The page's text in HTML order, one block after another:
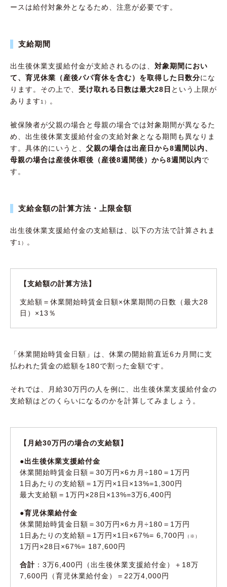
ースは給付対象外となるため、注意が必要です。
支給期間
出生後休業支援給付金が支給されるのは、 対象期間におい
て、育児休業（産後パパ育休を含む）を取得した日数分にな
ります。その上で、 受け取れる日数は最大28日 という上限が
あります1） 。
被保険者が父親の場合と母親の場合では対象期間が異なるた
め、出生後休業支援給付金の支給対象となる期間も異なりま
す。具体的にいうと、 父親の場合は出産日から8週間以内、
母親の場合は産後休暇後（産後8週間後）から8週間以内で
す。
支給金額の計算方法・上限金額
出生後休業支援給付金の支給額は、以下の方法で計算されま
す 1） 。
【支給額の計算方法】
支給額＝休業開始時賃金日額×休業期間の日数（最大28
日）×13％
「休業開始時賃金日額」は、休業の開始前直近6カ月間に支
払われた賃金の総額を180で割った金額です。
それでは、月給30万円の人を例に、出生後休業支援給付金の
支給額はどのくらいになるのかを計算してみましょう。
【月給30万円の場合の支給額】
●出生後休業支援給付金
休業開始時賃金日額＝30万円×6カ月÷180＝1万円
1日あたりの支給額＝1万円×1日×13%=1,300円
最大支給額＝1万円×28日×13%=3万6,400円
●育児休業給付金
休業開始時賃金日額＝30万円×6カ月÷180＝1万円
1日あたりの支給額＝1万円×1日×67%= 6,700円
（※）
1万円×28日×67%= 187,600円
合計 ：3万6,400円（出生後休業支援給付金）＋18万
7,600円（育児休業給付金）＝22万4,000円